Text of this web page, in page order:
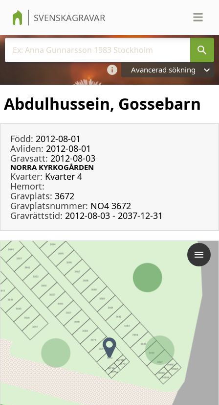
SVENSKAGRAVAR
Avancerad sökning
Abdulhussein, Gossebarn
Född: 2012-08-01
Avliden: 2012-08-01
Gravsatt: 2012-08-03
NORRA KYRKOGÅRDEN
Kvarter: Kvarter 4
Hemort:
Gravplats: 3672
Gravplatsnummer: NO4 3672
Gravrättstid: 2012-08-03 - 2037-12-31